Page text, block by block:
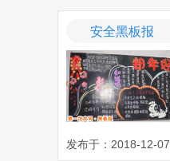
安全黑板报
发布于：2018-12-07